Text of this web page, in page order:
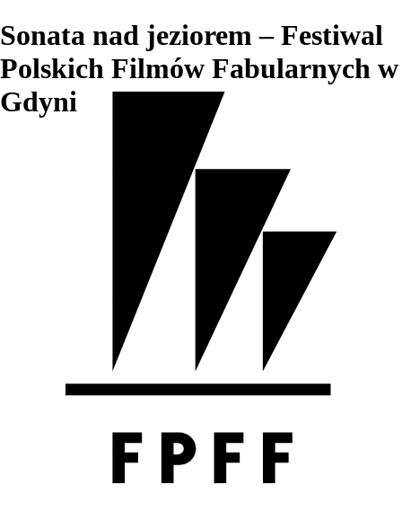
Sonata nad jeziorem – Festiwal
Polskich Filmów Fabularnych w
Gdyni